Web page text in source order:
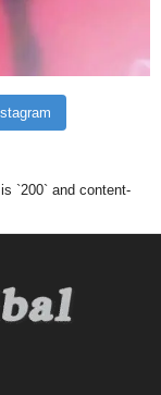
`200` and content-